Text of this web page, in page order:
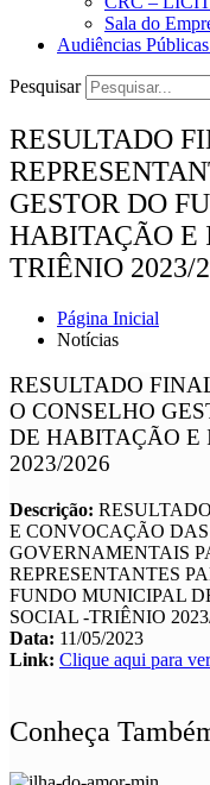
Sala do
Audiências
Pesquisar
RESULTADO
GESTOR DO
HABITAÇÃO E
TRIÊNIO 2023/
Página Inicial
Notícias
RESULTADO
O CONSELHO
DE HABITAÇÃO E
2023/2026
Descrição:
E CONVOCAÇÃO
GOVERNAMENTAIS
REPRESENTANTES
FUNDO MUNICIPAL
SOCIAL -TRIÊNIO
Data: 11/05/2023
Link: Clique aqui para
Conheça